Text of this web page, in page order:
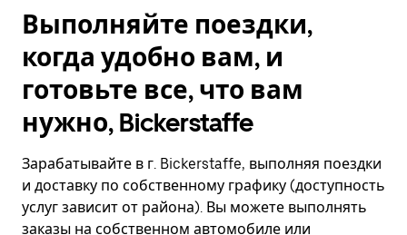
Выполняйте поездки,
когда удобно вам, и
готовьте все, что вам
нужно, Bickerstaffe
Зарабатывайте в г. Bickerstaffe, выполняя поездки
и доставку по собственному графику (доступность
услуг зависит от района). Вы можете выполнять
заказы на собственном автомобиле или